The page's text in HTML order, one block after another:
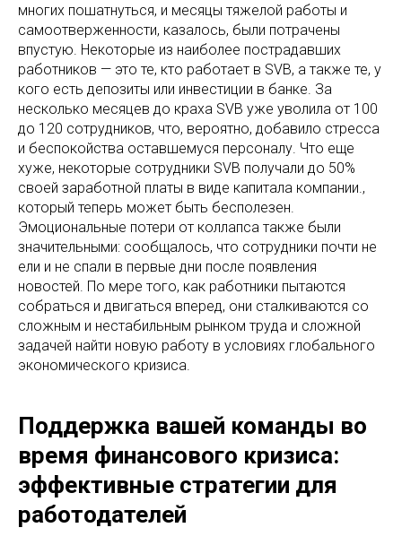
многих пошатнуться, и месяцы тяжелой работы и
самоотверженности, казалось, были потрачены
впустую. Некоторые из наиболее пострадавших
работников — это те, кто работает в SVB, а также те, у
кого есть депозиты или инвестиции в банке. За
несколько месяцев до краха SVB уже уволила от 100
до 120 сотрудников, что, вероятно, добавило стресса
и беспокойства оставшемуся персоналу. Что еще
хуже, некоторые сотрудники SVB получали до 50%
своей заработной платы в виде капитала компании.,
который теперь может быть бесполезен.
Эмоциональные потери от коллапса также были
значительными: сообщалось, что сотрудники почти не
ели и не спали в первые дни после появления
новостей. По мере того, как работники пытаются
собраться и двигаться вперед, они сталкиваются со
сложным и нестабильным рынком труда и сложной
задачей найти новую работу в условиях глобального
экономического кризиса.
Поддержка вашей команды во
время финансового кризиса:
эффективные стратегии для
работодателей